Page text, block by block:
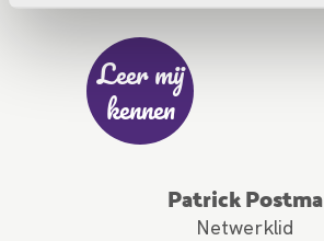
Leer mij
kennen
Patrick Postma
Netwerklid